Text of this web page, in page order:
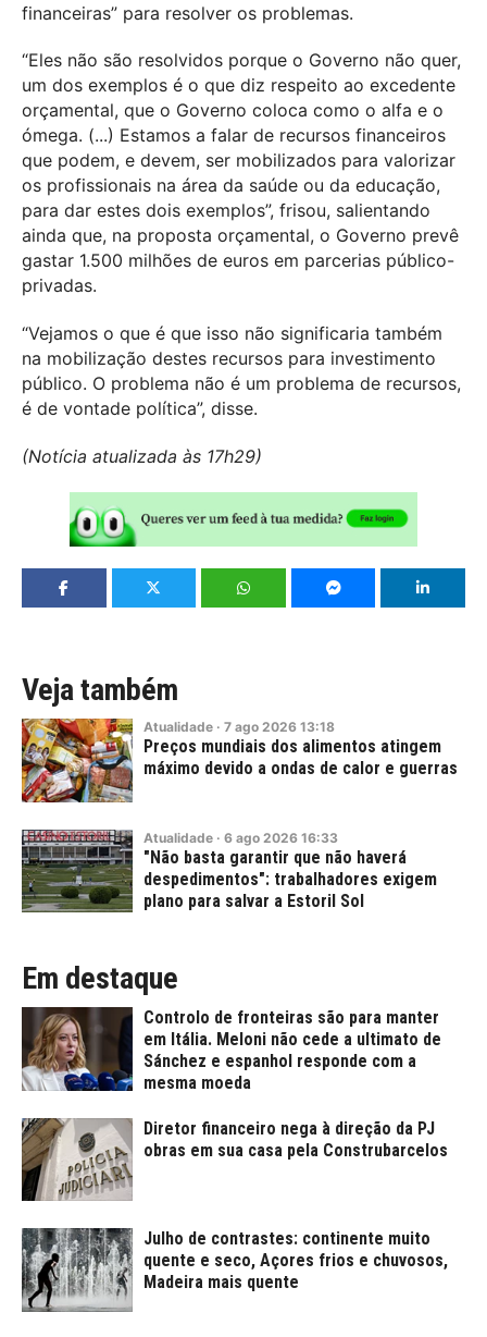
financeiras” para resolver os problemas.
“Eles não são resolvidos porque o Governo não quer,
um dos exemplos é o que diz respeito ao excedente
orçamental, que o Governo coloca como o alfa e o
ómega. (...) Estamos a falar de recursos financeiros
que podem, e devem, ser mobilizados para valorizar
os profissionais na área da saúde ou da educação,
para dar estes dois exemplos”, frisou, salientando
ainda que, na proposta orçamental, o Governo prevê
gastar 1.500 milhões de euros em parcerias público-
privadas.
“Vejamos o que é que isso não significaria também
na mobilização destes recursos para investimento
público. O problema não é um problema de recursos,
é de vontade política”, disse.
(Notícia atualizada às 17h29)
Veja também
Atualidade · 7 ago 2026 13:18
Preços mundiais dos alimentos atingem
máximo devido a ondas de calor e guerras
Atualidade · 6 ago 2026 16:33
"Não basta garantir que não haverá
despedimentos": trabalhadores exigem
plano para salvar a Estoril Sol
Em destaque
Controlo de fronteiras são para manter
em Itália. Meloni não cede a ultimato de
Sánchez e espanhol responde com a
mesma moeda
Diretor financeiro nega à direção da PJ
obras em sua casa pela Construbarcelos
Julho de contrastes: continente muito
quente e seco, Açores frios e chuvosos,
Madeira mais quente